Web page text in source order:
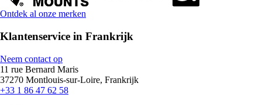
Ontdek al onze merken
Klantenservice in Frankrijk
Neem contact op
11 rue Bernard Maris
37270 Montlouis-sur-Loire, Frankrijk
+33 1 86 47 62 58